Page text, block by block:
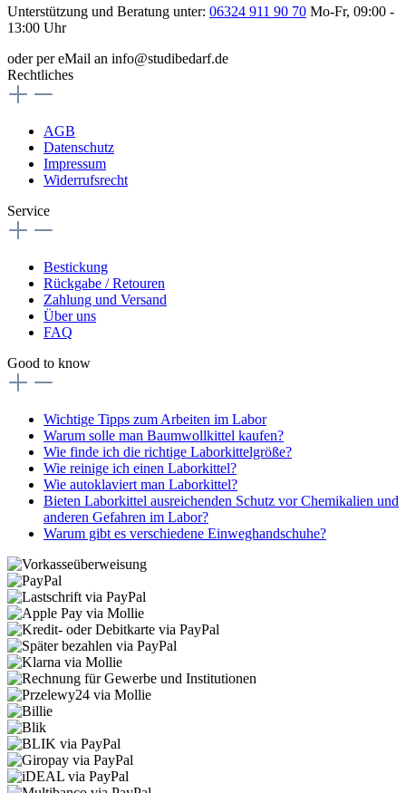
Unterstützung und Beratung unter: 06324 911 90 70 Mo-Fr, 09:00 -
13:00 Uhr
oder per eMail an info@studibedarf.de
Rechtliches
AGB
Datenschutz
Impressum
Widerrufsrecht
Service
Bestickung
Rückgabe / Retouren
Zahlung und Versand
Über uns
FAQ
Good to know
Wichtige Tipps zum Arbeiten im Labor
Warum solle man Baumwollkittel kaufen?
Wie finde ich die richtige Laborkittelgröße?
Wie reinige ich einen Laborkittel?
Wie autoklaviert man Laborkittel?
Bieten Laborkittel ausreichenden Schutz vor Chemikalien und
anderen Gefahren im Labor?
Warum gibt es verschiedene Einweghandschuhe?